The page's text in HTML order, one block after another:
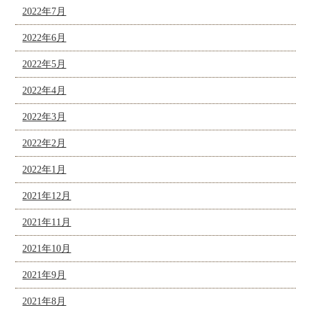
2022年7月
2022年6月
2022年5月
2022年4月
2022年3月
2022年2月
2022年1月
2021年12月
2021年11月
2021年10月
2021年9月
2021年8月